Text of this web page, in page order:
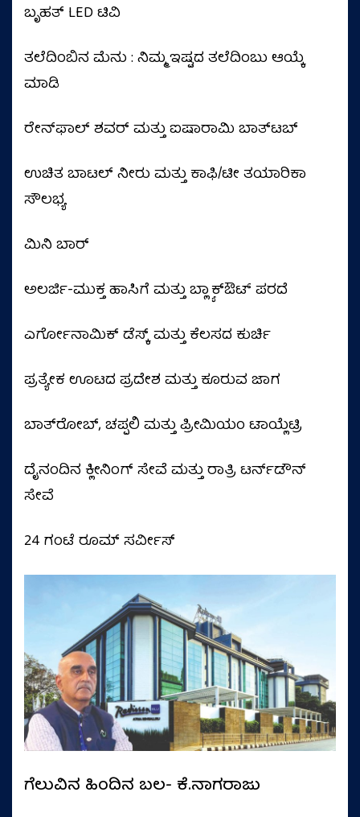
ಬೃಹತ್‌ LED ಟಿವಿ
ತಲೆದಿಂಬಿನ ಮೆನು : ನಿಮ್ಮ ಇಷ್ಟದ ತಲೆದಿಂಬು ಆಯ್ಕೆ
ಮಾಡಿ
ರೇನ್‌ಫಾಲ್ ಶವರ್ ಮತ್ತು ಐಷಾರಾಮಿ ಬಾತ್‌ಟಬ್
ಉಚಿತ ಬಾಟಲ್ ನೀರು ಮತ್ತು ಕಾಫಿ/ಟೀ ತಯಾರಿಕಾ
ಸೌಲಭ್ಯ
ಮಿನಿ ಬಾರ್
ಅಲರ್ಜಿ-ಮುಕ್ತ ಹಾಸಿಗೆ ಮತ್ತು ಬ್ಲ್ಯಾಕ್‌ಔಟ್ ಪರದೆ
ಎರ್ಗೋನಾಮಿಕ್ ಡೆಸ್ಕ್ ಮತ್ತು ಕೆಲಸದ ಕುರ್ಚಿ
ಪ್ರತ್ಯೇಕ ಊಟದ ಪ್ರದೇಶ ಮತ್ತು ಕೂರುವ ಜಾಗ
ಬಾತ್‌ರೋಬ್, ಚಪ್ಪಲಿ ಮತ್ತು ಪ್ರೀಮಿಯಂ ಟಾಯ್ಲೆಟ್ರಿ
ದೈನಂದಿನ ಕ್ಲೀನಿಂಗ್ ಸೇವೆ ಮತ್ತು ರಾತ್ರಿ ಟರ್ನ್‌ಡೌನ್
ಸೇವೆ
24 ಗಂಟೆ ರೂಮ್ ಸರ್ವೀಸ್
ಗೆಲುವಿನ ಹಿಂದಿನ ಬಲ- ಕೆ.ನಾಗರಾಜು